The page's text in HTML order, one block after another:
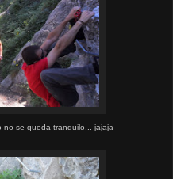
no se queda tranquilo... jajaja